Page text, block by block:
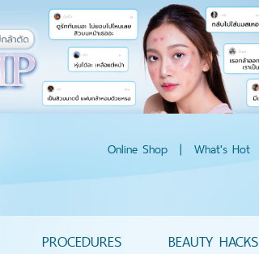
Online Shop | What's Hot
PROCEDURES BEAUTY HACKS